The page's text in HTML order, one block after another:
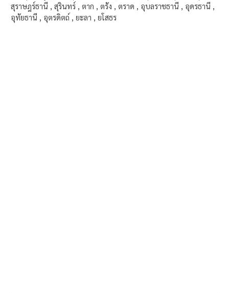
สุราษฎร์ธานี , สุรินทร์ , ตาก , ตรัง , ตราด , อุบลราชธานี , อุดรธานี ,
อุทัยธานี , อุตรดิตถ์ , ยะลา , ยโสธร